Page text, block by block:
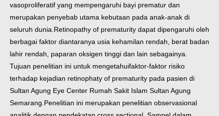
vasoproliferatif yang mempengaruhi bayi prematur dan
merupakan penyebab utama kebutaan pada anak-anak di
seluruh dunia.Retinopathy of prematurity dapat dipengaruhi oleh
berbagai faktor diantaranya usia kehamilan rendah, berat badan
lahir rendah, paparan oksigen tinggi dan lain sebagainya.
Tujuan penelitian ini untuk mengetahuifaktor-faktor risiko
terhadap kejadian retinophaty of prematurity pada pasien di
Sultan Agung Eye Center Rumah Sakit Islam Sultan Agung
Semarang. Penelitian ini merupakan penelitian observasional